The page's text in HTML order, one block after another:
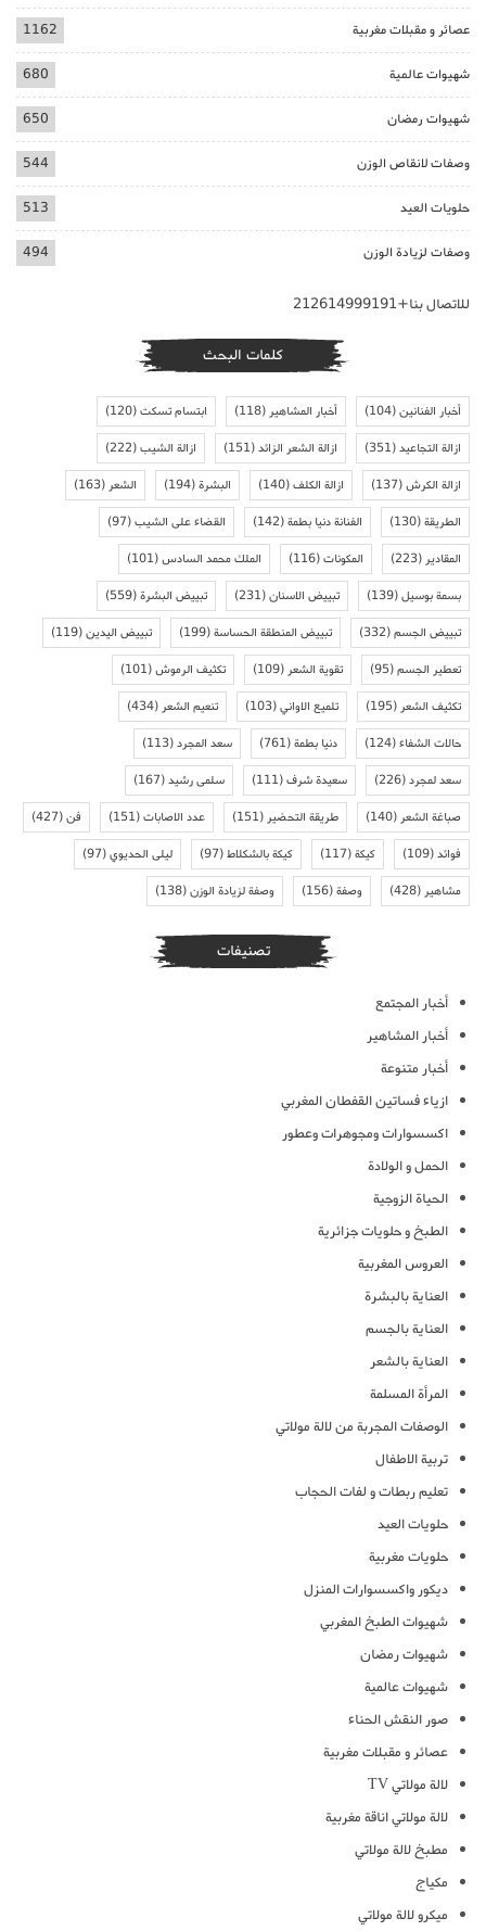
عصائر و مقبلات مغربية 1162
شهيوات عالمية 680
شهيوات رمضان 650
وصفات لانقاص الوزن 544
حلويات العيد 513
وصفات لزيادة الوزن 494
للاتصال بنا+212614999191
كلمات البحث
أخبار الفنانين(104) أخبار المشاهير(118) ابتسام تسكت(120)
ازالة التجاعيد(351) ازالة الشعر الزائد(151) ازالة الشيب(222)
ازالة الكرش(137) ازالة الكلف(140) البشرة(194) الشعر(163)
الطريقة(130) الفنانة دنيا بطمة(142) القضاء على الشيب(97)
المقادير(223) المكونات(116) الملك محمد السادس(101)
بسمة بوسيل(139) تبييض الاسنان(231) تبييض البشرة(559)
تبييض الجسم(332) تبييض المنطقة الحساسة(199) تبييض اليدين(119)
تعطير الجسم(95) تقوية الشعر(109) تكثيف الرموش(101)
تكثيف الشعر(195) تلميع الاواني(103) تنعيم الشعر(434)
حالات الشفاء(124) دنيا بطمة(761) سعد المجرد(113)
سعد لمجرد(226) سعيدة شرف(111) سلمى رشيد(167)
صباغة الشعر(140) طريقة التحضير(151) عدد الاصابات(151) فن(427)
فوائد(109) كيكة(117) كيكة بالشكلاط(97) ليلى الحديوي(97)
مشاهير(428) وصفة(156) وصفة لزيادة الوزن(138)
تصنيفات
أخبار المجتمع
أخبار المشاهير
أخبار متنوعة
ازياء فساتين القفطان المغربي
اكسسوارات ومجوهرات وعطور
الحمل و الولادة
الحياة الزوجية
الطبخ و حلويات جزائرية
العروس المغربية
العناية بالبشرة
العناية بالجسم
العناية بالشعر
المرأة المسلمة
الوصفات المجربة من لالة مولاتي
تربية الاطفال
تعليم ربطات و لفات الحجاب
حلويات العيد
حلويات مغربية
ديكور واكسسوارات المنزل
شهيوات الطبخ المغربي
شهيوات رمضان
شهيوات عالمية
صور النقش الحناء
عصائر و مقبلات مغربية
لالة مولاتي TV
لالة مولاتي اناقة مغربية
مطبخ لالة مولاتي
مكياج
ميكرو لالة مولاتي